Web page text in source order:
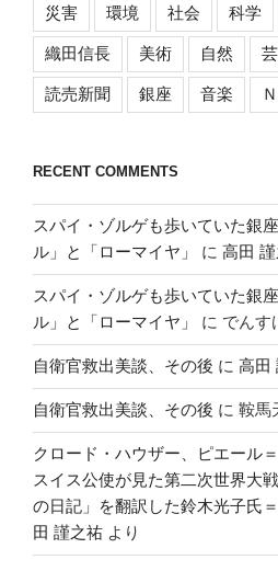
災害 環境 社会 科学
織田信長 美術 自然
読売新聞 銀座 音楽
RECENT COMMENTS
スパイ・ゾルゲも歩いていた銀
ル」と「ローマイヤ」
に 高田
スパイ・ゾルゲも歩いていた銀
ル」と「ローマイヤ」
に でんす
自衛官救出美談、その後 に 高田
自衛官救出美談、その後 に 鞍馬
クロード・ハウザー、ピエール
スイス公使が見た第二次世界大
の日記」を翻訳した鈴木光子氏
田 謹之祐 より